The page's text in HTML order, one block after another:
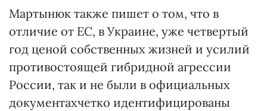
Мартынюк также пишет о том, что в
отличие от ЕС, в Украине, уже четвертый
год ценой собственных жизней и усилий
противостоящей гибридной агрессии
России, так и не были в официальных
документахчетко идентифицированы